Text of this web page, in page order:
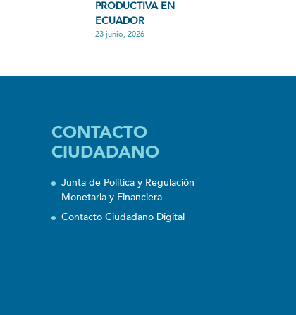
PRODUCTIVA EN
ECUADOR
23 junio, 2026
CONTACTO
CIUDADANO
Junta de Política y Regulación
Monetaria y Financiera
Contacto Ciudadano Digital